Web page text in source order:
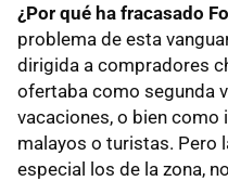
¿Por qué ha fracasado
problema de esta
dirigida a compradores
ofertaba como segunda
vacaciones, o bien como
malayos o turistas. Pero
especial los de la zona,